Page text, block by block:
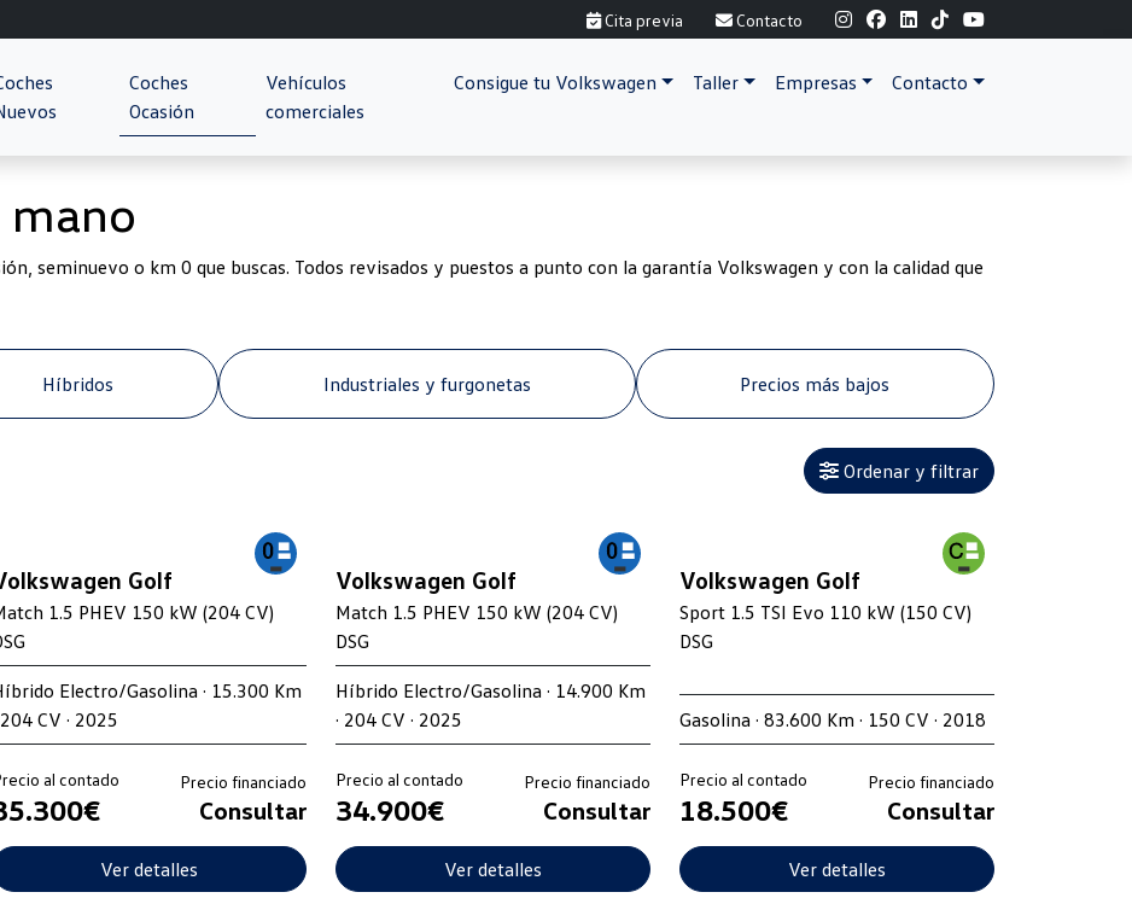
Cita previa Contacto
Coches
Ocasión
Vehículos
comerciales
Consigue tu Volkswagen Taller Empresas Contacto
mano
seminuevo o km 0 que buscas. Todos revisados y puestos a punto con la garantía Volkswagen y con la calidad que
Híbridos Industriales y furgonetas Precios más bajos
Ordenar y filtrar
Golf
1.5 PHEV 150 kW (204 CV)
Electro/Gasolina · 15.300 Km
204 CV · 2025
al contado Precio financiado
Consultar
Ver detalles
Volkswagen Golf
Match 1.5 PHEV 150 kW (204 CV)
DSG
Híbrido Electro/Gasolina · 14.900 Km
· 204 CV · 2025
Precio al contado
34.900€
Precio financiado
Consultar
Ver detalles
Volkswagen Golf
Sport 1.5 TSI Evo 110 kW (150 CV)
DSG
Gasolina · 83.600 Km · 150 CV · 2018
Precio al contado
18.500€
Precio financiado
Consultar
Ver detalles